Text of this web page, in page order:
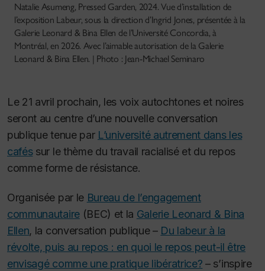
Natalie Asumeng, Pressed Garden, 2024. Vue d’installation de
l’exposition Labeur, sous la direction d’Ingrid Jones, présentée à la
Galerie Leonard & Bina Ellen de l’Université Concordia, à
Montréal, en 2026. Avec l’aimable autorisation de la Galerie
Leonard & Bina Ellen. | Photo : Jean-Michael Seminaro
Le 21 avril prochain, les voix autochtones et noires
seront au centre d’une nouvelle conversation
publique tenue par L’université autrement dans les
caféssur le thème du travail racialisé et du repos
comme forme de résistance.
Organisée par le Bureau de l’engagement
communautaire(BEC) et la Galerie Leonard & Bina
Ellen, la conversation publique – Du labeur à la
révolte, puis au repos : en quoi le repos peut-il être
envisagé comme une pratique libératrice? – s’inspire